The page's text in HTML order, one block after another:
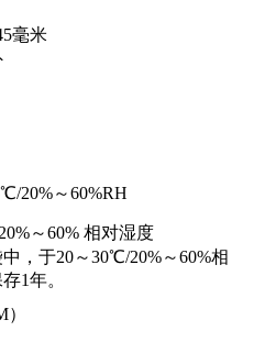
毫米
20%～60%RH
～60% 相对湿度
，于20～30℃/20%～60%相
1年。